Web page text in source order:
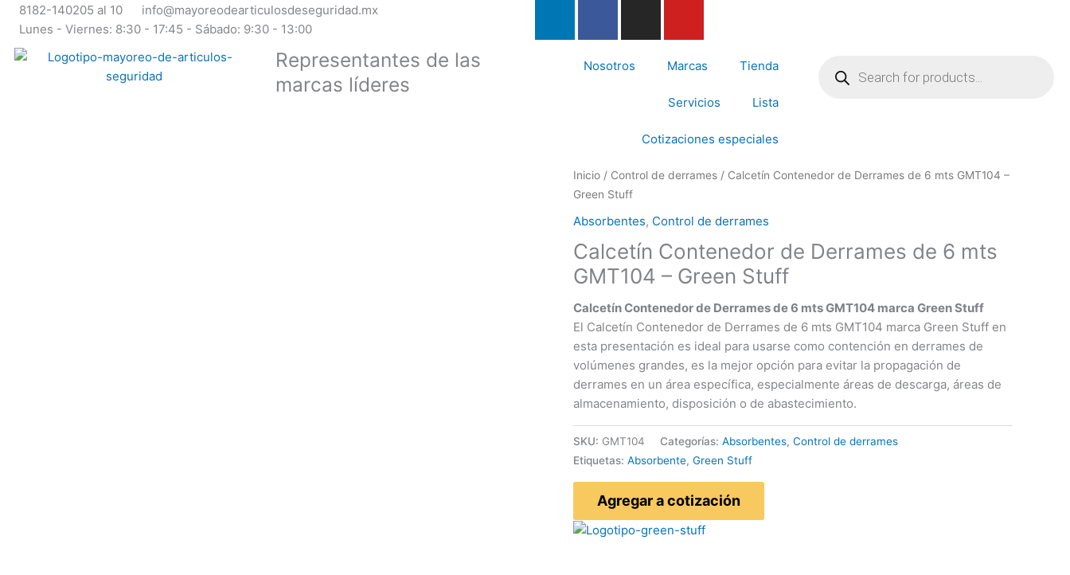
contenido
8182-140205 al 10
info@mayoreodearticulosdeseguridad.mx
Lunes - Viernes: 8:30 - 17:45 - Sábado: 9:30 - 13:00
e
-
f
r
a
m
t
b
e
Representantes de las
marcas líderes
Nosotros Marcas Tienda
Servicios Lista
Cotizaciones especiales
Inicio / Control de derrames / Calcetín Contenedor de Derrames de 6 mts GMT104 –
Green Stuff
Absorbentes, Control de derrames
Calcetín Contenedor de Derrames de 6 mts
GMT104 – Green Stuff
Calcetín Contenedor de Derrames de 6 mts GMT104 marca Green Stuff
El Calcetín Contenedor de Derrames de 6 mts GMT104 marca Green Stuff en
esta presentación es ideal para usarse como contención en derrames de
volúmenes grandes, es la mejor opción para evitar la propagación de
derrames en un área específica, especialmente áreas de descarga, áreas de
almacenamiento, disposición o de abastecimiento.
SKU: GMT104 Categorías: Absorbentes, Control de derrames
Etiquetas: Absorbente, Green Stuff
Agregar a cotización